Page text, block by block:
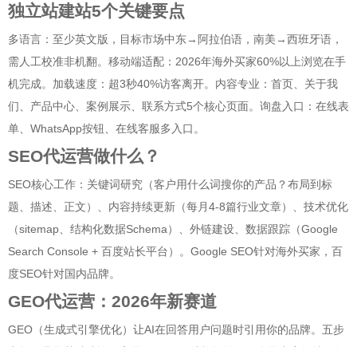
独立站建站5个关键要点
多语言：至少英文版，目标市场中东→阿拉伯语，南美→西班牙语，
需人工校准非机翻。移动端适配：2026年海外买家60%以上浏览在手
机完成。加载速度：超3秒40%访客离开。内容专业：首页、关于我
们、产品中心、案例展示、联系方式5个核心页面。询盘入口：在线表
单、WhatsApp按钮、在线客服多入口。
SEO代运营做什么？
SEO核心工作：关键词研究（客户用什么词搜你的产品？布局到标
题、描述、正文）、内容持续更新（每月4-8篇行业文章）、技术优化
（sitemap、结构化数据Schema）、外链建设、数据跟踪（Google
Search Console + 百度站长平台）。Google SEO针对海外买家，百
度SEO针对国内品牌。
GEO代运营：2026年新赛道
GEO（生成式引擎优化）让AI在回答用户问题时引用你的品牌。五步